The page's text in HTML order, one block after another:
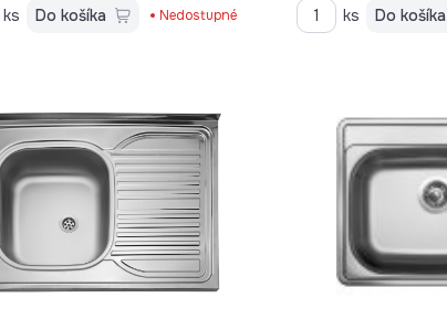
ks Do košíka Nedostupné ks Do košíka